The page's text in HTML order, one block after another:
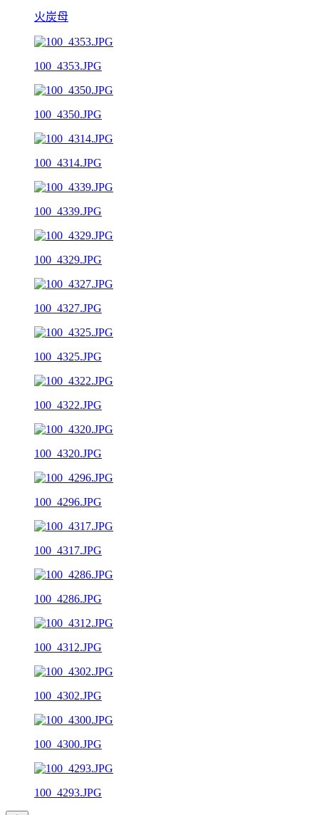
火炭母
100_4353.JPG
100_4350.JPG
100_4314.JPG
100_4339.JPG
100_4329.JPG
100_4327.JPG
100_4325.JPG
100_4322.JPG
100_4320.JPG
100_4296.JPG
100_4317.JPG
100_4286.JPG
100_4312.JPG
100_4302.JPG
100_4300.JPG
100_4293.JPG